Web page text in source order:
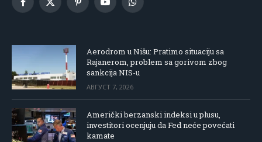
Facebook
X
PinterestYouTubeWhatsApp
Aerodrom u Nišu: Pratimo situaciju sa
Rajanerom, problem sa gorivom zbog
sankcija NIS-u
АВГУСТ 7, 2026
Američki berzanski indeksi u plusu,
investitori ocenjuju da Fed neće povećati
kamate